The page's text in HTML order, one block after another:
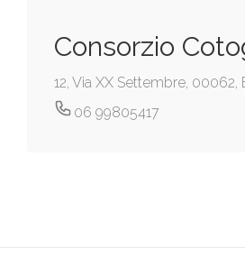
Consorzio
12, Via XX Settembre, 00062,
06 99805417